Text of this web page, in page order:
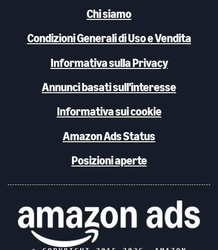
Chi siamo
Condizioni Generali di Uso e Vendita
Informativa sulla Privacy
Annunci basati sull'interesse
Informativa sui cookie
Amazon Ads Status
Posizioni aperte